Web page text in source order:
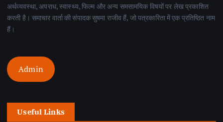
अर्थव्यवस्था, अपराध, स्वास्थ्य, फिल्म और अन्य समसामयिक विषयों पर लेख प्रकाशित
करती है। समाचार वार्ता की संपादक सुषमा राजीव हैं, जो पत्रकारिता में एक प्रतिष्ठित नाम
हैं।
Admin
Useful Links